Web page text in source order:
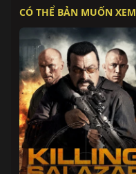
CÓ THỂ BẢN MUỐN XEM